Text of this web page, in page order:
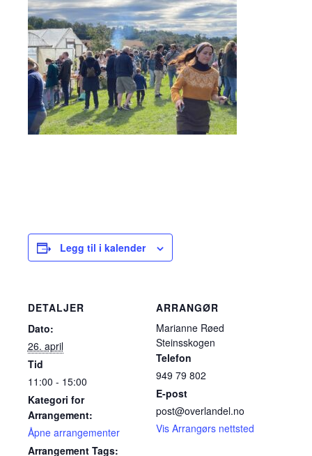
Legg til i kalender
DETALJER
Dato:
26. april
Tid
11:00 - 15:00
Kategori for
Arrangement:
Åpne arrangementer
Arrangement Tags:
ARRANGØR
Marianne Røed
Steinsskogen
Telefon
949 79 802
E-post
post@overlandel.no
Vis Arrangørs nettsted